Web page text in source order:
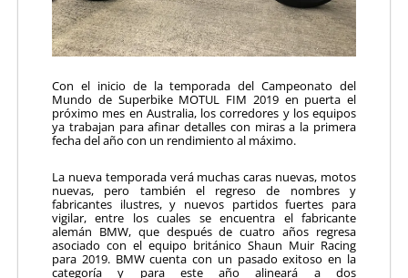
Con el inicio de la temporada del Campeonato del
Mundo de Superbike MOTUL FIM 2019 en puerta el
próximo mes en Australia, los corredores y los equipos
ya trabajan para afinar detalles con miras a la primera
fecha del año con un rendimiento al máximo.
La nueva temporada verá muchas caras nuevas, motos
nuevas, pero también el regreso de nombres y
fabricantes ilustres, y nuevos partidos fuertes para
vigilar, entre los cuales se encuentra el fabricante
alemán BMW, que después de cuatro años regresa
asociado con el equipo británico Shaun Muir Racing
para 2019. BMW cuenta con un pasado exitoso en la
categoría y para este año alineará a dos